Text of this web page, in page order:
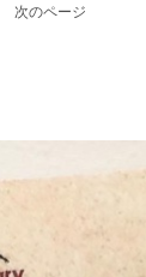
次のページ